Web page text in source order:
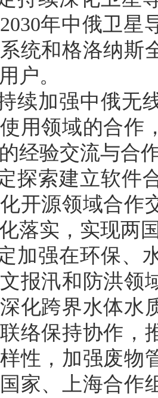
2030年中俄卫
统和格洛纳斯
户。
续加强中俄无
用领域的合作
经验交流与合
探索建立软件
开源领域合作
落实，实现两
加强在环保、
报汛和防洪领
化跨界水体水
络保持协作，
性，加强废物
家、上海合作